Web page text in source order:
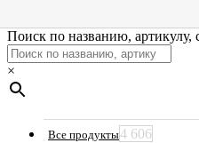
Поиск по названию, артикулу,
×
Все продукты4 606